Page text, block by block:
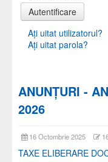
Autentificare
Aţi uitat utilizatorul?
Aţi uitat parola?
ANUNȚURI -
2026
16 Octombrie 2025
TAXE ELIBERARE